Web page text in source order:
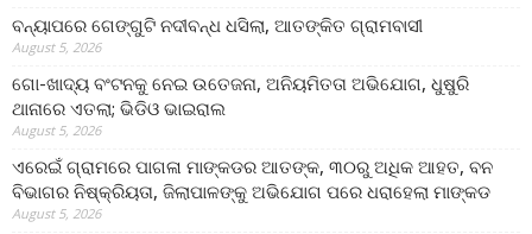
ବନ୍ୟାପରେ ଗେଙ୍ଗୁଟି ନଦୀବନ୍ଧ ଧସିଲା, ଆତଙ୍କିତ ଗ୍ରାମବାସୀ
August 5, 2026
ଗୋ-ଖାଦ୍ୟ ବଂଟନକୁ ନେଇ ଉତେଜନା, ଅନିୟମିତତା ଅଭିଯୋଗ, ଧୁଷୁରି
ଥାନାରେ ଏତଲା; ଭିଡିଓ ଭାଇରାଲ
August 5, 2026
ଏରେଇଁ ଗ୍ରାମରେ ପାଗଳା ମାଙ୍କଡର ଆତଙ୍କ, ୩୦ରୁ ଅଧିକ ଆହତ, ବନ
ବିଭାଗର ନିଷ୍କ୍ରିୟତା, ଜିଲାପାଳଙ୍କୁ ଅଭିଯୋଗ ପରେ ଧରାହେଲା ମାଙ୍କଡ
August 5, 2026